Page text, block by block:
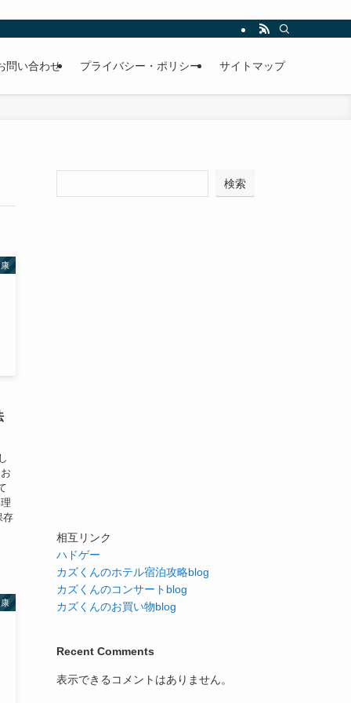
問い合わせ プライバシー・ポリシー サイトマップ
存
検索
相互リンク
ハドゲー
カズくんのホテル宿泊攻略blog
カズくんのコンサートblog
カズくんのお買い物blog
Recent Comments
表示できるコメントはありません。